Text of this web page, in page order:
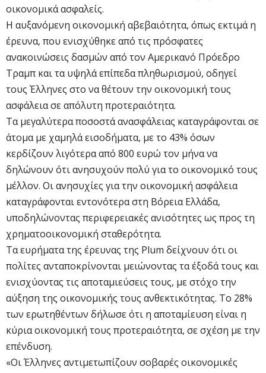
οικονομικά ασφαλείς.
Η αυξανόμενη οικονομική αβεβαιότητα, όπως εκτιμά η
έρευνα, που ενισχύθηκε από τις πρόσφατες
ανακοινώσεις δασμών από τον Αμερικανό Πρόεδρο
Τραμπ και τα υψηλά επίπεδα πληθωρισμού, οδηγεί
τους Έλληνες στο να θέτουν την οικονομική τους
ασφάλεια σε απόλυτη προτεραιότητα.
Τα μεγαλύτερα ποσοστά ανασφάλειας καταγράφονται σε
άτομα με χαμηλά εισοδήματα, με το 43% όσων
κερδίζουν λιγότερα από 800 ευρώ τον μήνα να
δηλώνουν ότι ανησυχούν πολύ για το οικονομικό τους
μέλλον. Οι ανησυχίες για την οικονομική ασφάλεια
καταγράφονται εντονότερα στη Βόρεια Ελλάδα,
υποδηλώνοντας περιφερειακές ανισότητες ως προς τη
χρηματοοικονομική σταθερότητα.
Τα ευρήματα της έρευνας της Plum δείχνουν ότι οι
πολίτες ανταποκρίνονται μειώνοντας τα έξοδά τους και
ενισχύοντας τις αποταμιεύσεις τους, με στόχο την
αύξηση της οικονομικής τους ανθεκτικότητας. Το 28%
των ερωτηθέντων δήλωσε ότι η αποταμίευση είναι η
κύρια οικονομική τους προτεραιότητα, σε σχέση με την
επένδυση.
«Οι Έλληνες αντιμετωπίζουν σοβαρές οικονομικές